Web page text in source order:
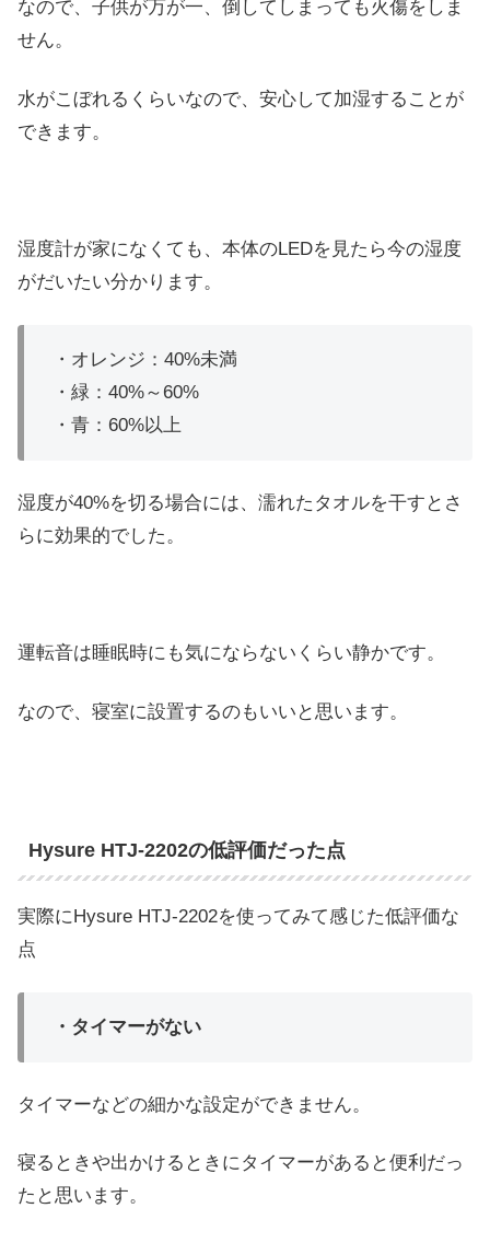
なので、子供が万が一、倒してしまっても火傷をしま
せん。
水がこぼれるくらいなので、安心して加湿することが
できます。
湿度計が家になくても、本体のLEDを見たら今の湿度
がだいたい分かります。
・オレンジ：40%未満
・緑：40%～60%
・青：60%以上
湿度が40%を切る場合には、濡れたタオルを干すとさ
らに効果的でした。
運転音は睡眠時にも気にならないくらい静かです。
なので、寝室に設置するのもいいと思います。
Hysure HTJ-2202の低評価だった点
実際にHysure HTJ-2202を使ってみて感じた低評価な
点
・タイマーがない
タイマーなどの細かな設定ができません。
寝るときや出かけるときにタイマーがあると便利だっ
たと思います。